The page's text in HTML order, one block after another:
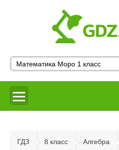
ГДЗ 8 класс Алгебра